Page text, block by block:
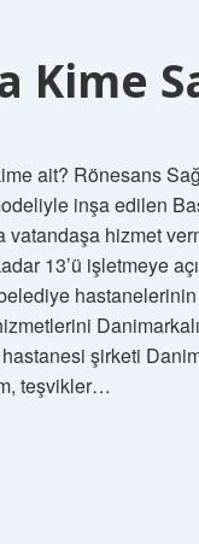
Kime
ait? Rönesans
inşa edilen
hizmet
13’ü işletmeye
hastanelerinin
şirketi
teşvikler…